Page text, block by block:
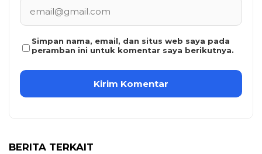
Simpan nama, email, dan situs web saya pada
peramban ini untuk komentar saya berikutnya.
BERITA TERKAIT